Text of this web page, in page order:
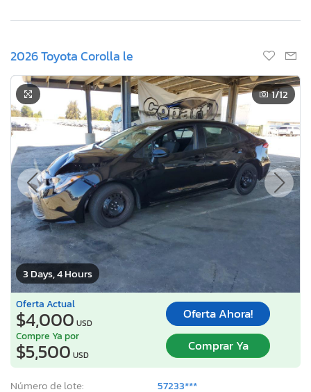
2026 Toyota Corolla le
3 Days, 4 Hours
1/12
Oferta Actual
$4,000 USD
Oferta Ahora!
Compre Ya por
$5,500 USD
Comprar Ya
Número de lote:
57233***